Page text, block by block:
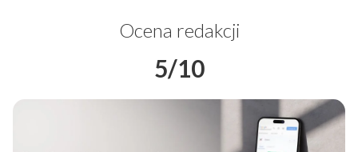
Ocena redakcji
5/10